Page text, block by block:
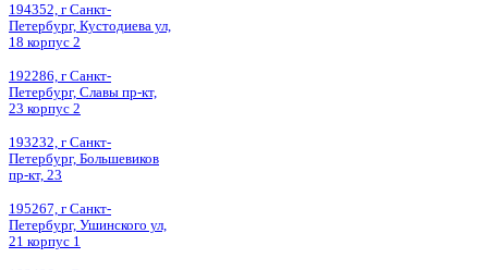
194352, г Санкт-
Петербург, Кустодиева ул,
18 корпус 2
192286, г Санкт-
Петербург, Славы пр-кт,
23 корпус 2
193232, г Санкт-
Петербург, Большевиков
пр-кт, 23
195267, г Санкт-
Петербург, Ушинского ул,
21 корпус 1